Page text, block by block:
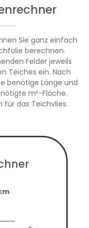
Sie ganz einfach
berechnen.
Felder jeweils
Teiches ein. Nach
benötige Länge und
m²-Fläche.
für das Teichvlies.